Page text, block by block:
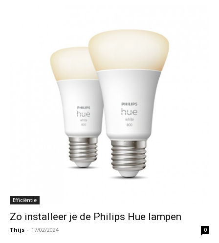
Efficiëntie
Zo installeer je de Philips Hue lampen
Thijs - 17/02/2024 0